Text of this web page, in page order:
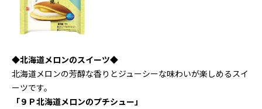
◆北海道メロンのスイーツ◆
北海道メロンの芳醇な香りとジューシーな味わいが楽しめるスイ
ーツです。
「９Ｐ北海道メロンのプチシュー」